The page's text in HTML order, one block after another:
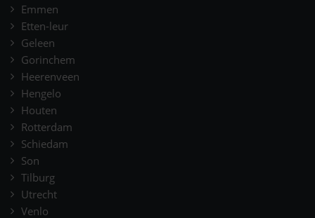
Emmen
Etten-leur
Geleen
Gorinchem
Heerenveen
Hengelo
Houten
Rotterdam
Schiedam
Son
Tilburg
Utrecht
Venlo